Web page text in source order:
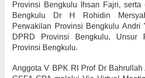
Provinsi Bengkulu Ihsan Fajri, serta
Bengkulu Dr H Rohidin
Perwakilan Provinsi Bengkulu Andri
DPRD Provinsi Bengkulu, Unsur
Provinsi Bengkulu.
Anggota V BPK RI Prof Dr Bahrullah